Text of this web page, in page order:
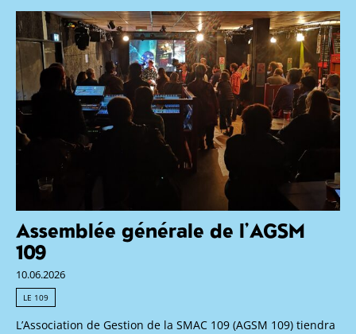
Assemblée générale de l’AGSM
109
10.06.2026
LE 109
L’Association de Gestion de la SMAC 109 (AGSM 109) tiendra